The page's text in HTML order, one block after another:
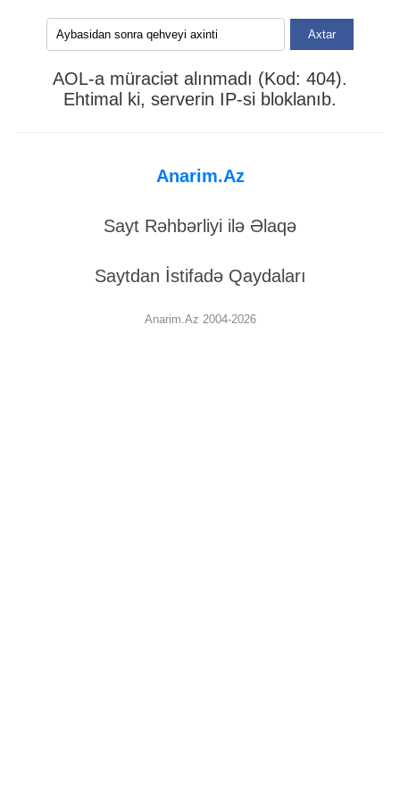
Axtar
AOL-a müraciət alınmadı (Kod: 404).
Ehtimal ki, serverin IP-si bloklanıb.
Anarim.Az
Sayt Rəhbərliyi ilə Əlaqə
Saytdan İstifadə Qaydaları
Anarim.Az 2004-2026